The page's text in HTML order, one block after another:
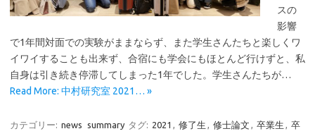
スの
影響
で1年間対面での実験がままならず、また学生さんたちと楽しくワ
イワイすることも出来ず、合宿にも学会にもほとんど行けずと、私
自身は引き続き停滞してしまった1年でした。学生さんたちが…
Read More: 中村研究室 2021… »
カテゴリー: news summary タグ: 2021 , 修了生 , 修士論文 , 卒業生 , 卒